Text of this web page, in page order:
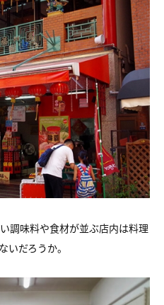
調味料や食材が並ぶ店内は料理
いだろうか。